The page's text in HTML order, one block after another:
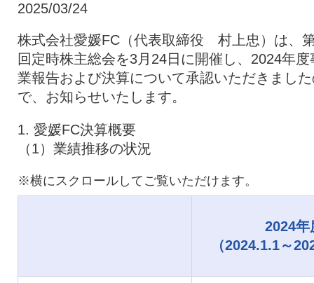
トップチーム アカデミー
スポンサー
特設ページ
2025/03/24
株式会社愛媛FC（代表取締役 村上忠）は、
回定時株主総会を3月24日に開催し、2024年度
業報告および決算について承認いただきまし
で、お知らせいたします。
1. 愛媛FC決算概要
（1）業績推移の状況
2024年
（2024.1.1～